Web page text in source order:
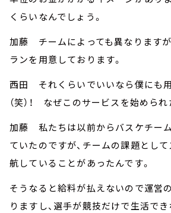
くらいなんでしょう。
加藤 チームによっても異なりますが
ランを用意しております。
西田 それくらいでいいなら僕にも
（笑）！ なぜこのサービスを始められ
加藤 私たちは以前からバスケチー
ていたのですが、チームの課題とし
航していることがあったんです。
そうなると給料が払えないので運営
りますし、選手が競技だけで生活で